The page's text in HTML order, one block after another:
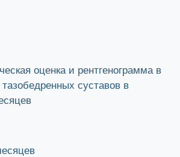
оценка и рентгенограмма в
суставов в